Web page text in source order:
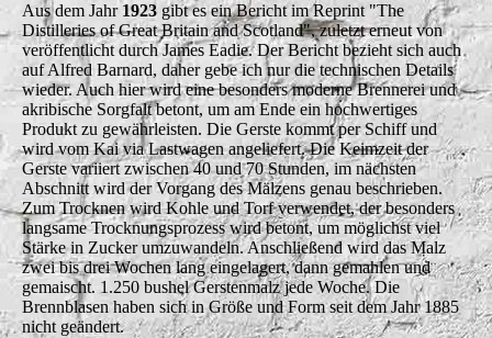
Aus dem Jahr 1923gibt es ein Bericht im Reprint "The
Distilleries of Great Britain and Scotland", zuletzt erneut von
veröffentlicht durch James Eadie. Der Bericht bezieht sich auch
auf Alfred Barnard, daher gebe ich nur die technischen Details
wieder. Auch hier wird eine besonders moderne Brennerei und
akribische Sorgfalt betont, um am Ende ein hochwertiges
Produkt zu gewährleisten. Die Gerste kommt per Schiff und
wird vom Kai via Lastwagen angeliefert. Die Keimzeit der
Gerste variiert zwischen 40 und 70 Stunden, im nächsten
Abschnitt wird der Vorgang des Mälzens genau beschrieben.
Zum Trocknen wird Kohle und Torf verwendet, der besonders
langsame Trocknungsprozess wird betont, um möglichst viel
Stärke in Zucker umzuwandeln. Anschließend wird das Malz
zwei bis drei Wochen lang eingelagert, dann gemahlen und
gemaischt. 1.250 bushel Gerstenmalz jede Woche. Die
Brennblasen haben sich in Größe und Form seit dem Jahr 1885
nicht geändert.